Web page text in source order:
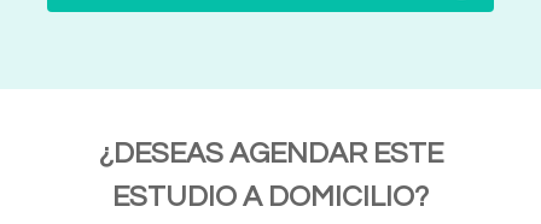
¿DESEAS AGENDAR ESTE
ESTUDIO A DOMICILIO?